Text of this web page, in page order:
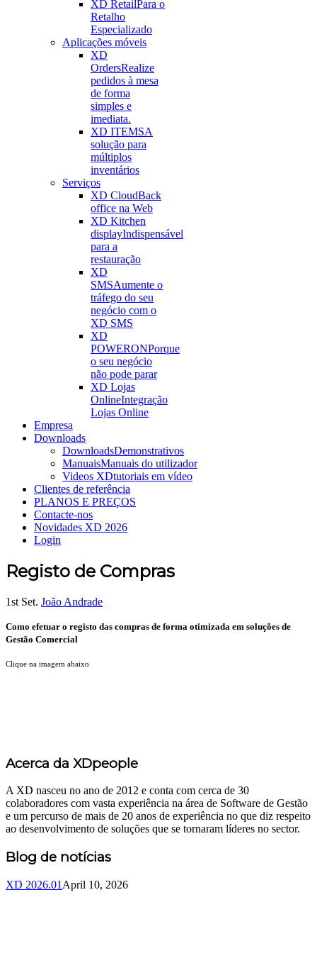
XD RetailPara o
Retalho
Especializado
Aplicações móveis
XD
OrdersRealize
pedidos à mesa
de forma
simples e
imediata.
XD ITEMSA
solução para
múltiplos
inventários
Serviços
XD CloudBack
office na Web
XD Kitchen
displayIndispensável
para a
restauração
XD
SMSAumente o
tráfego do seu
negócio com o
XD SMS
XD
POWERONPorque
o seu negócio
não pode parar
XD Lojas
OnlineIntegração
Lojas Online
Empresa
Downloads
DownloadsDemonstrativos
ManuaisManuais do utilizador
Videos XDtutoriais em vídeo
Clientes de referência
PLANOS E PREÇOS
Contacte-nos
Novidades XD 2026
Login
Registo de Compras
1st Set. João Andrade
Como efetuar o registo das compras de forma otimizada em soluções de
Gestão Comercial
Clique na imagem abaixo
Acerca da XDpeople
A XD nasceu no ano de 2012 e conta com cerca de 30
colaboradores com vasta experiência na área de Software de Gestão
e um percurso de mais de 20 anos de experiência no que diz respeito
ao desenvolvimento de soluções que se tornaram líderes no sector.
Blog de notícias
XD 2026.01 April 10, 2026